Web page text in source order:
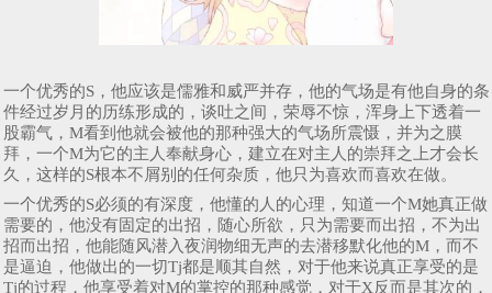
一个优秀的S，他应该是儒雅和威严并存，他的气场是有他自身的条
件经过岁月的历练形成的，谈吐之间，荣辱不惊，浑身上下透着一
股霸气，M看到他就会被他的那种强大的气场所震慑，并为之膜
拜，一个M为它的主人奉献身心，建立在对主人的崇拜之上才会长
久，这样的S根本不屑别的任何杂质，他只为喜欢而喜欢在做。
一个优秀的S必须的有深度，他懂的人的心理，知道一个M她真正做
需要的，他没有固定的出招，随心所欲，只为需要而出招，不为出
招而出招，他能随风潜入夜润物细无声的去潜移默化他的M，而不
是逼迫，他做出的一切Tj都是顺其自然，对于他来说真正享受的是
Tj的过程，他享受着对M的掌控的那种感觉，对于X反而是其次的，